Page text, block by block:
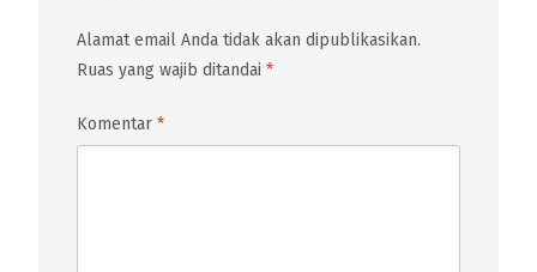
Alamat email Anda tidak akan dipublikasikan.
Ruas yang wajib ditandai *
Komentar *